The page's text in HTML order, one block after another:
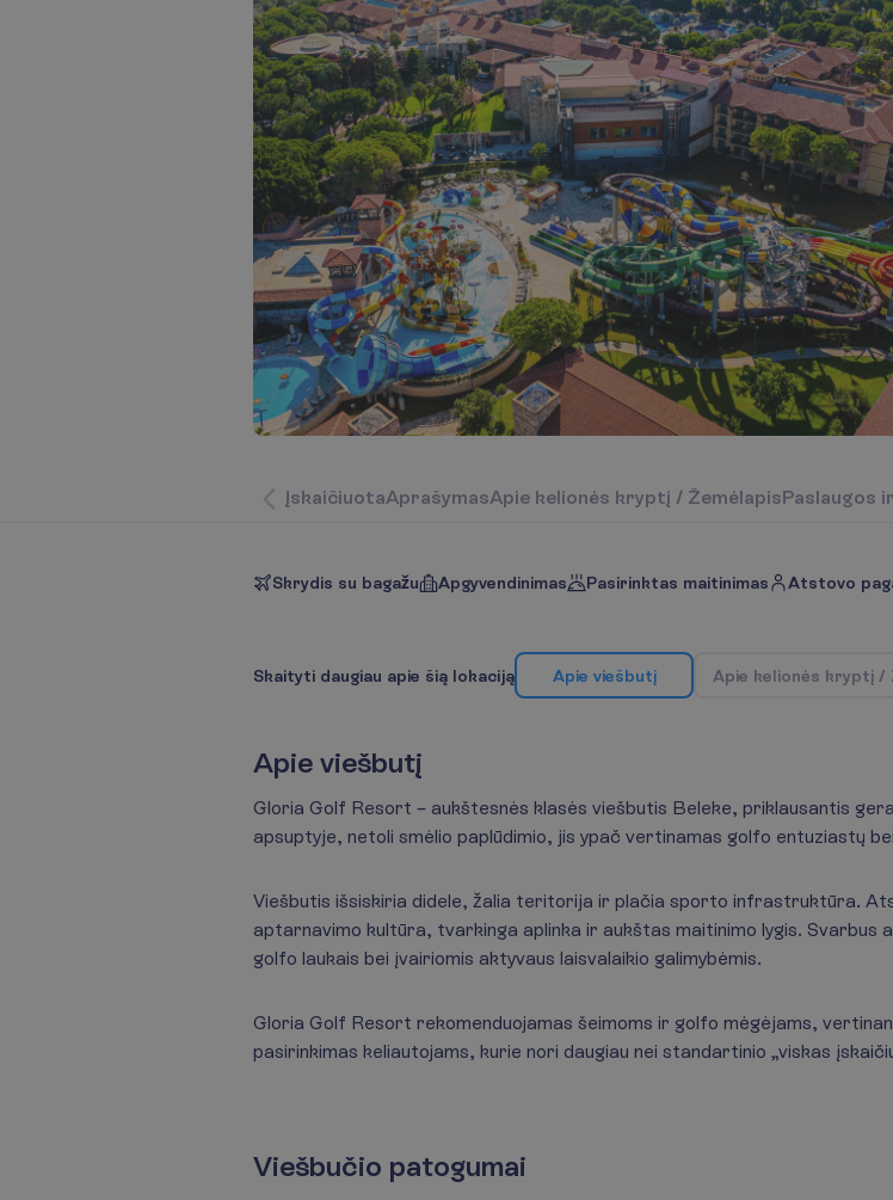
ĮskaičiuotaAprašymasApie kelionės kryptį / ŽemėlapisPaslaugos ir
Skrydis su bagažu Apgyvendinimas Pasirinktas maitinimas Atstovo
Skaityti daugiau apie šią lokaciją Apie viešbutį Apie kelionės kryptį /
Apie viešbutį
Gloria Golf Resort – aukštesnės klasės viešbutis Beleke, priklausantis
apsuptyje, netoli smėlio paplūdimio, jis ypač vertinamas golfo entuziastų
Viešbutis išsiskiria didele, žalia teritorija ir plačia sporto infrastruktūra.
aptarnavimo kultūra, tvarkinga aplinka ir aukštas maitinimo lygis. Svarbus
golfo laukais bei įvairiomis aktyvaus laisvalaikio galimybėmis.
Gloria Golf Resort rekomenduojamas šeimoms ir golfo mėgėjams,
pasirinkimas keliautojams, kurie nori daugiau nei standartinio „viskas
Viešbučio patogumai